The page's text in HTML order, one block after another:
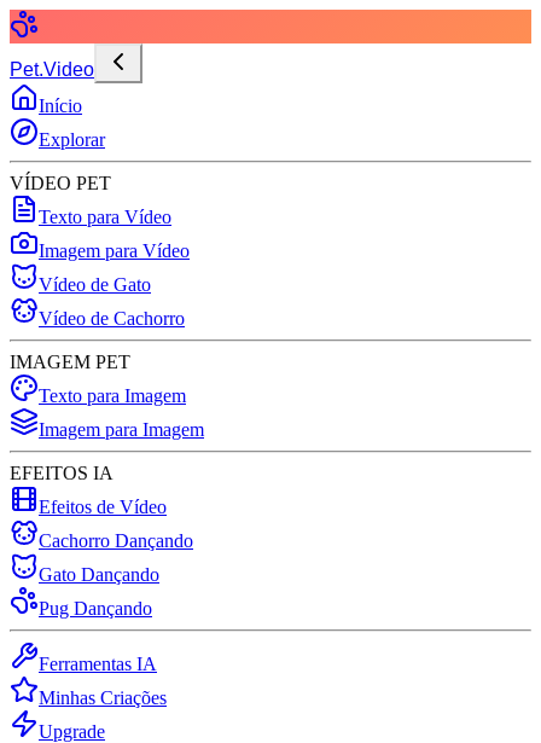
Pet.Video
Início
Explorar
VÍDEO PET
Texto para Vídeo
Imagem para Vídeo
Vídeo de Gato
Vídeo de Cachorro
IMAGEM PET
Texto para Imagem
Imagem para Imagem
EFEITOS IA
Efeitos de Vídeo
Cachorro Dançando
Gato Dançando
Pug Dançando
Ferramentas IA
Minhas Criações
Upgrade